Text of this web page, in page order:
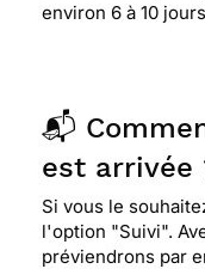
environ 6 à 10
📬
est arrivée
Si vous le
l'option "Suivi".
préviendrons par